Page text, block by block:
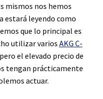
mismos nos hemos
estará leyendo como
que lo principal es
utilizar varios AKG C-
el elevado precio de
tengan prácticamente
actuar.